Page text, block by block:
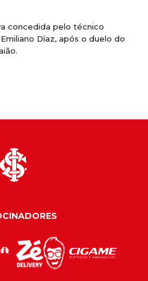
concedida pelo técnico
Díaz, após o duelo do